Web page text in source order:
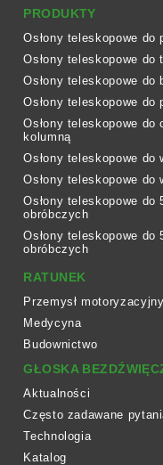
PRODUKTY
Osłony teleskopowe
Osłony teleskopowe do
Osłony teleskopowe do
Osłony teleskopowe
Osłony teleskopowe
kolumną
Osłony teleskopowe
Osłony teleskopowe
Osłony teleskopowe do
obróbczych
Osłony teleskopowe
obróbczych
RATUNEK
Przemysł motoryzacyjny
Medycyna
Budownictwo
GŁOSKA
Aktualności
Często zadawane
Technologia
Katalog